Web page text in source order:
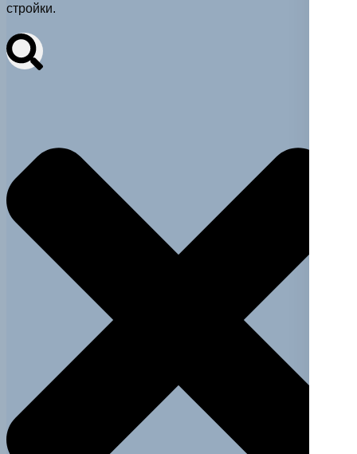
стройки.